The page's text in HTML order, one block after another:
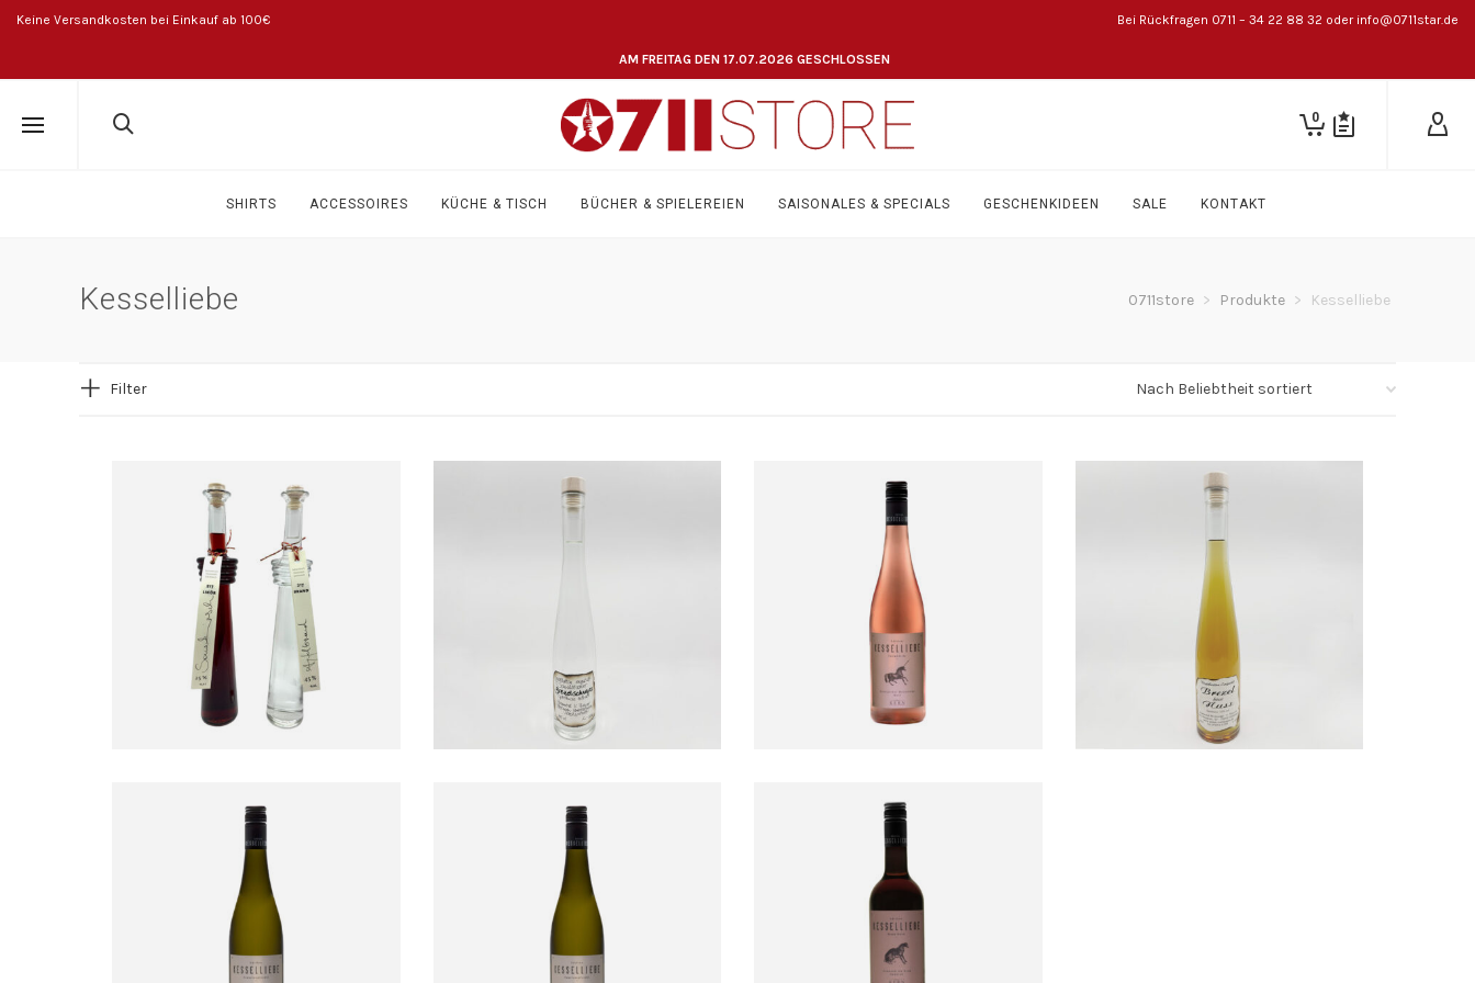
Keine Versandkosten bei Einkauf ab 100€ Bei Rückfragen 0711 – 34 22 88 32 oder info@0711star.de
AM FREITAG DEN 17.07.2026 GESCHLOSSEN
0
SHIRTS ACCESSOIRES KÜCHE & TISCH BÜCHER & SPIELEREIEN SAISONALES & SPECIALS GESCHENKIDEEN SALE KONTAKT
Kesselliebe 0711store > Produkte > Kesselliebe
Filter